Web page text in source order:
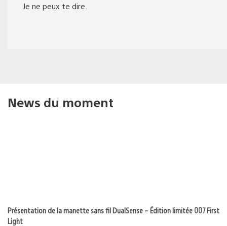
Je ne peux te dire.
News du moment
Présentation de la manette sans fil DualSense – Édition limitée 007 First
Light